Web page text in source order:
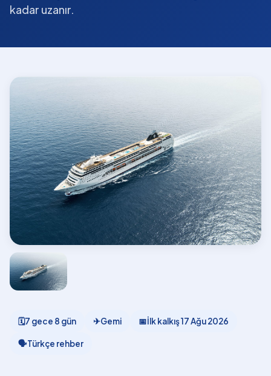
kadar uzanır.
🗓7 gece 8 gün ✈Gemi 📅İlk kalkış17 Ağu 2026
🗣Türkçe rehber